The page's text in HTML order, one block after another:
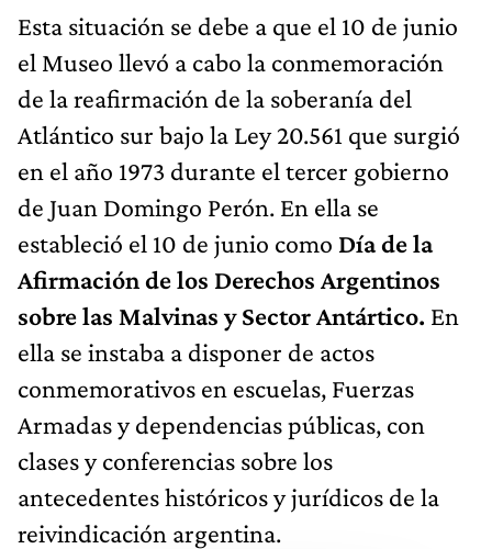
Esta situación se debe a que el 10 de junio
el Museo llevó a cabo la conmemoración
de la reafirmación de la soberanía del
Atlántico sur bajo la Ley 20.561 que surgió
en el año 1973 durante el tercer gobierno
de Juan Domingo Perón. En ella se
estableció el 10 de junio como Día de la
Afirmación de los Derechos Argentinos
sobre las Malvinas y Sector Antártico. En
ella se instaba a disponer de actos
conmemorativos en escuelas, Fuerzas
Armadas y dependencias públicas, con
clases y conferencias sobre los
antecedentes históricos y jurídicos de la
reivindicación argentina.